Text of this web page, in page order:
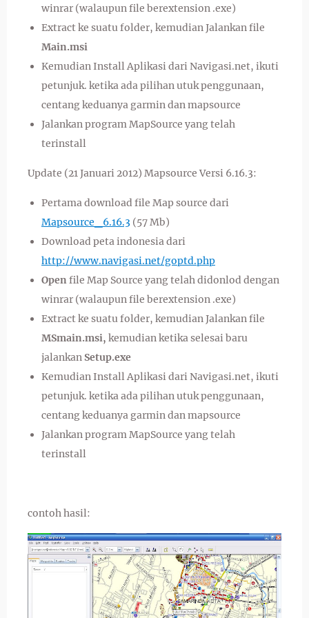
winrar (walaupun file berextension .exe)
Extract ke suatu folder, kemudian Jalankan file
Main.msi
Kemudian Install Aplikasi dari Navigasi.net, ikuti
petunjuk. ketika ada pilihan utuk penggunaan,
centang keduanya garmin dan mapsource
Jalankan program MapSource yang telah
terinstall
Update (21 Januari 2012) Mapsource Versi 6.16.3:
Pertama download file Map source dari
Mapsource_6.16.3 (57 Mb)
Download peta indonesia dari
http://www.navigasi.net/goptd.php
Open file Map Source yang telah didonlod dengan
winrar (walaupun file berextension .exe)
Extract ke suatu folder, kemudian Jalankan file
MSmain.msi, kemudian ketika selesai baru
jalankan Setup.exe
Kemudian Install Aplikasi dari Navigasi.net, ikuti
petunjuk. ketika ada pilihan utuk penggunaan,
centang keduanya garmin dan mapsource
Jalankan program MapSource yang telah
terinstall
contoh hasil: